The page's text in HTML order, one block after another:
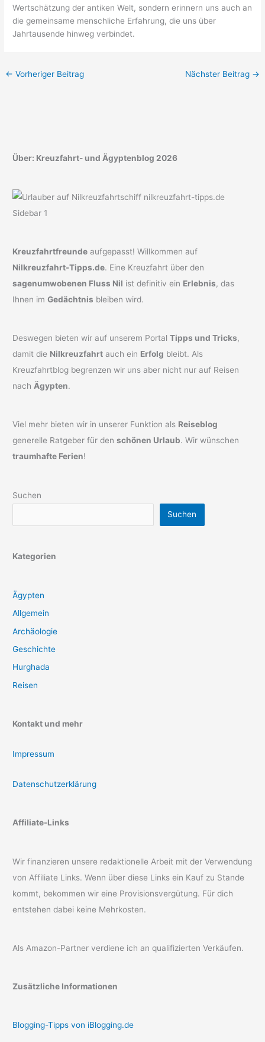
Wertschätzung der antiken Welt, sondern erinnern uns auch an
die gemeinsame menschliche Erfahrung, die uns über
Jahrtausende hinweg verbindet.
← Vorheriger Beitrag Nächster Beitrag →
Über: Kreuzfahrt- und Ägyptenblog 2026
Kreuzfahrtfreunde aufgepasst! Willkommen auf
Nilkreuzfahrt-Tipps.de. Eine Kreuzfahrt über den
sagenumwobenen Fluss Nil ist definitiv ein Erlebnis, das
Ihnen imGedächtnis bleiben wird.
Deswegen bieten wir auf unserem PortalTipps und Tricks,
damit die Nilkreuzfahrt auch ein Erfolg bleibt. Als
Kreuzfahrtblog begrenzen wir uns aber nicht nur auf Reisen
nach Ägypten.
Viel mehr bieten wir in unserer Funktion als Reiseblog
generelle Ratgeber für denschönen Urlaub. Wir wünschen
traumhafte Ferien!
Suchen
Suchen
Kategorien
Ägypten
Allgemein
Archäologie
Geschichte
Hurghada
Reisen
Kontakt und mehr
Impressum
Datenschutzerklärung
Affiliate-Links
Wir finanzieren unsere redaktionelle Arbeit mit der Verwendung
von Affiliate Links. Wenn über diese Links ein Kauf zu Stande
kommt, bekommen wir eine Provisionsvergütung. Für dich
entstehen dabei keine Mehrkosten.
Als Amazon-Partner verdiene ich an qualifizierten Verkäufen.
Zusätzliche Informationen
Blogging-Tipps von iBlogging.de